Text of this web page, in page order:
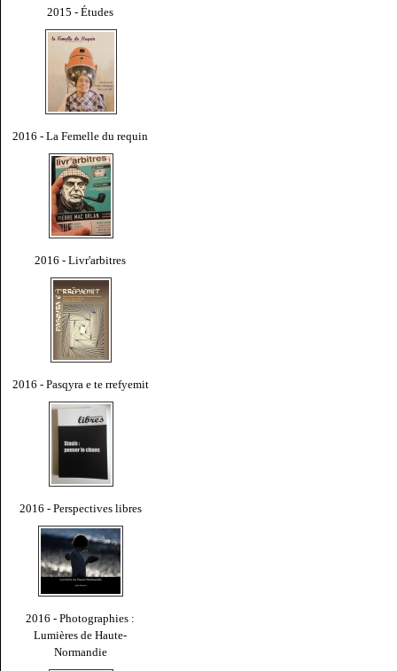
2015 - Études
2016 - La Femelle du requin
2016 - Livr'arbitres
2016 - Pasqyra e te rrefyemit
2016 - Perspectives libres
2016 - Photographies :
Lumières de Haute-
Normandie